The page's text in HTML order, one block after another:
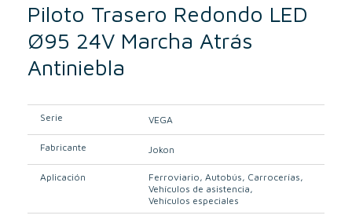
Piloto Trasero Redondo LED
Ø95 24V Marcha Atrás
Antiniebla
Serie VEGA
Fabricante Jokon
Aplicación Ferroviario Autobús Carrocerías
Vehículos de asistencia
Vehículos especiales